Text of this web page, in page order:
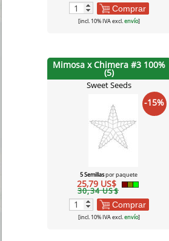
Comprar
[incl. 10% IVA excl.envío]
Mimosa x Chimera #3 100%
(5)
Sweet Seeds
-15%
5 Semillaspor paquete
25,79 US$
30,34 US$
Comprar
[incl. 10% IVA excl.envío]